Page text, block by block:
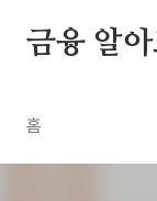
금융 알아
홈